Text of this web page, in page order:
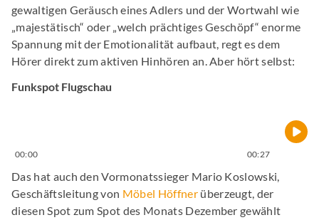
gewaltigen Geräusch eines Adlers und der Wortwahl wie
„majestätisch“ oder „welch prächtiges Geschöpf“ enorme
Spannung mit der Emotionalität aufbaut, regt es dem
Hörer direkt zum aktiven Hinhören an. Aber hört selbst:
Funkspot Flugschau
00:00 00:27
Das hat auch den Vormonatssieger Mario Koslowski,
Geschäftsleitung von Möbel Höffnerüberzeugt, der
diesen Spot zum Spot des Monats Dezember gewählt